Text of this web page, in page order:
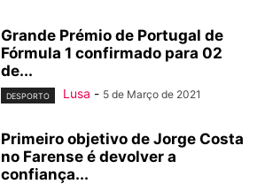
Grande Prémio de Portugal de
Fórmula 1 confirmado para 02
de...
DESPORTO Lusa - 5 de Março de 2021
Primeiro objetivo de Jorge Costa
no Farense é devolver a
confiança...